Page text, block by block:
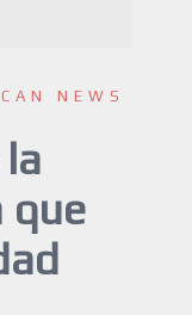
NEWS
que